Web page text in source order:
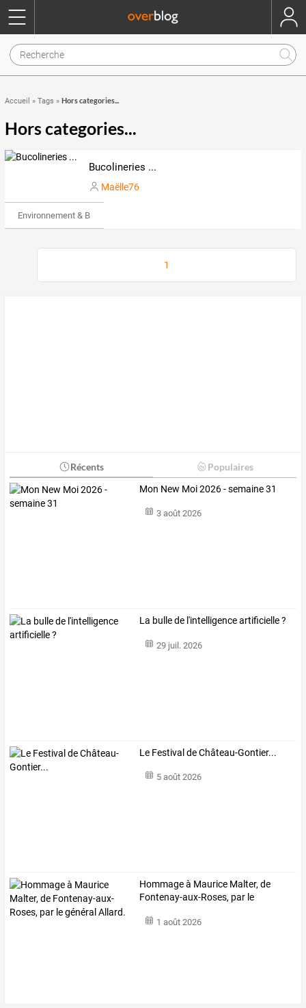
Accueil » Tags » Hors categories...
Hors categories...
Bucolineries ...
Maëlle76
Environnement & Bio
1
Récents Populaires
Mon New Moi 2026 - semaine 31
3 août 2026
La bulle de l'intelligence artificielle ?
29 juil. 2026
Le Festival de Château-Gontier...
5 août 2026
Hommageà Maurice Malter, de
Fontenay-aux-Roses, par le
1 août 2026